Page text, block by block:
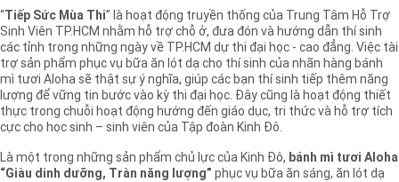
Thông tin cổ phần
Các công ty thành viên
Liên hệ
Giới thiệu
Nhu cầu tuyển dụng
“ Tiếp Sức Mùa Thi” là hoạt động truyền thống của Trung Tâm Hỗ Trợ
Sinh Viên TP.HCM nhằm hỗ trợ chỗ ở, đưa đón và hướng dẫn thí sinh
các tỉnh trong những ngày về TP.HCM dự thi đại học - cao đẳng. Việc tài
trợ sản phẩm phục vụ bữa ăn lót dạ cho thí sinh của nhãn hàng bánh
mì tươi Aloha sẽ thật sự ý nghĩa, giúp các bạn thí sinh tiếp thêm năng
lượng để vững tin bước vào kỳ thi đại học. Đây cũng là hoạt động thiết
thực trong chuỗi hoạt động hướng đến giáo dục, tri thức và hỗ trợ tích
cực cho học sinh – sinh viên của Tập đoàn Kinh Đô.
Là một trong những sản phẩm chủ lực của Kinh Đô, bánh mì tươi Aloha
“Giàu dinh dưỡng, Tràn năng lượng” phục vụ bữa ăn sáng, ăn lót dạ